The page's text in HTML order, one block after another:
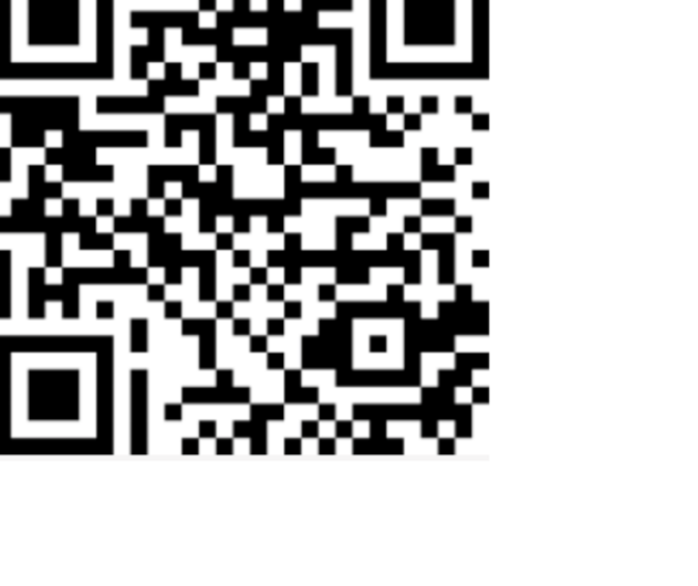
HOVEDSTYRET
KLUBBMERKE
4WD MEDLEMSBLAD
ADMINISTRASJON
OM NLRK
VALGKOMITE
VEDTEKTER
LANDSTREFF 2022
LR KLUBBER
LR FORHANDLER
LR TOPIX
LR DELEKATALOG
OVERLANDER
YOUTUBE